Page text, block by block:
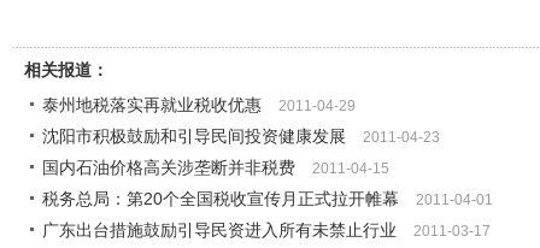
相关报道：
泰州地税落实再就业税收优惠
2011-04-29
沈阳市积极鼓励和引导民间投资健康发展 2011-04-23
国内石油价格高关涉垄断并非税费 2011-04-15
税务总局：第20个全国税收宣传月正式拉开帷幕 2011-04-01
广东出台措施鼓励引导民资进入所有未禁止行业 2011-03-17